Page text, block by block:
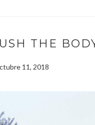
THE
11, 2018